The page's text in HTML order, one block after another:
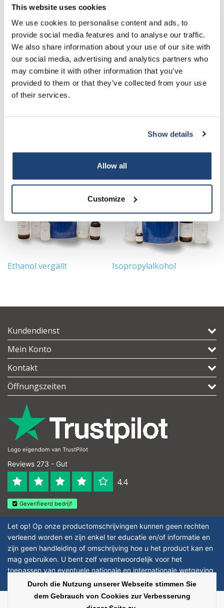
This website uses cookies
We use cookies to personalise content and ads, to
provide social media features and to analyse our traffic.
We also share information about your use of our site with
our social media, advertising and analytics partners who
may combine it with other information that you’ve
provided to them or that they’ve collected from your use
of their services.
Show details
Allow all
Customize
Alles in den Warenkorb
Staffelkorting
Kaufen Sie 2 und sparen Sie 5%
Kaufen Sie 6 und sparen Sie 10%
Informationen
Technische Spezifikationen
Ethanol vergällt Isopropylalkohol
Kundendienst
Mein Konto
Kontakt
Öffnungszeiten
Logo eigendom van TrustPilot
Reviews 273 - Gut
4.4
Geverifieerd bedrijf
Let op! Op onze productomschrijvingen kunnen geen rechten
verleend worden en zijn enkel ter educatie en/of informatie en
zijn geen handleiding of omschrijving hoe u het product kan en
mag gebruiken. U bent zelf verantwoordelijk voor het
toepassen van eventuele nationale en internationale wetgeving
omtrent het gebruik van chemicaliën.
Durch die Nutzung unserer Webseite stimmen Sie
dem Gebrauch von Cookies zur Verbesserung